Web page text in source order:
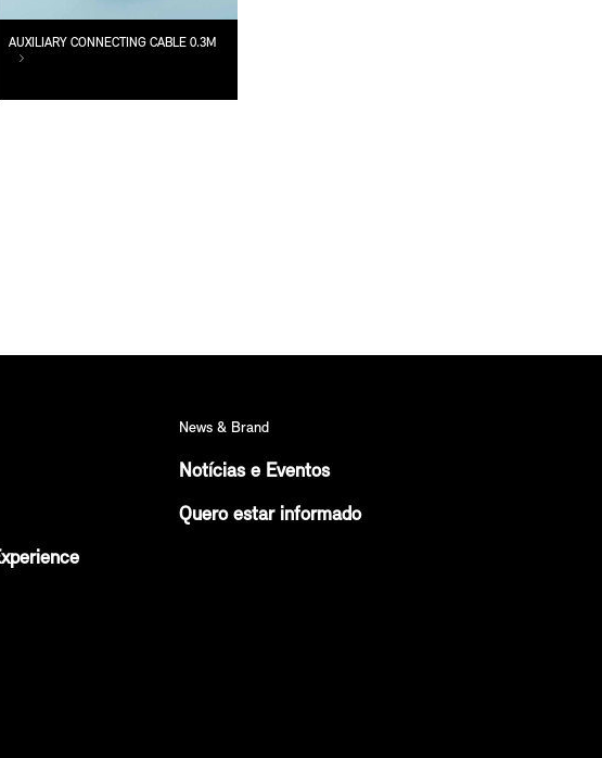
AUXILIARY CONNECTING CABLE 0.3M
News & Brand
Notícias e Eventos
Quero estar informado